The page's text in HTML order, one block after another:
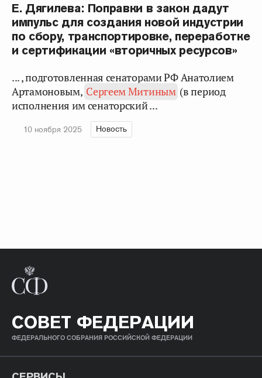
Е. Дягилева: Поправки в закон дадут
импульс для создания новой индустрии
по сбору, транспортировке, переработке
и сертификации «вторичных ресурсов»
... , подготовленная сенаторами РФ Анатолием
Артамоновым, Сергеем Митиным (в период
исполнения им сенаторский ...
10 ноября 2025 Новость
СОВЕТ ФЕДЕРАЦИИ
ФЕДЕРАЛЬНОГО СОБРАНИЯ РОССИЙСКОЙ ФЕДЕРАЦИИ